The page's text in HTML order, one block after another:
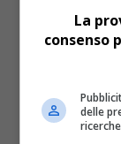
Cirio
La
consenso
delle